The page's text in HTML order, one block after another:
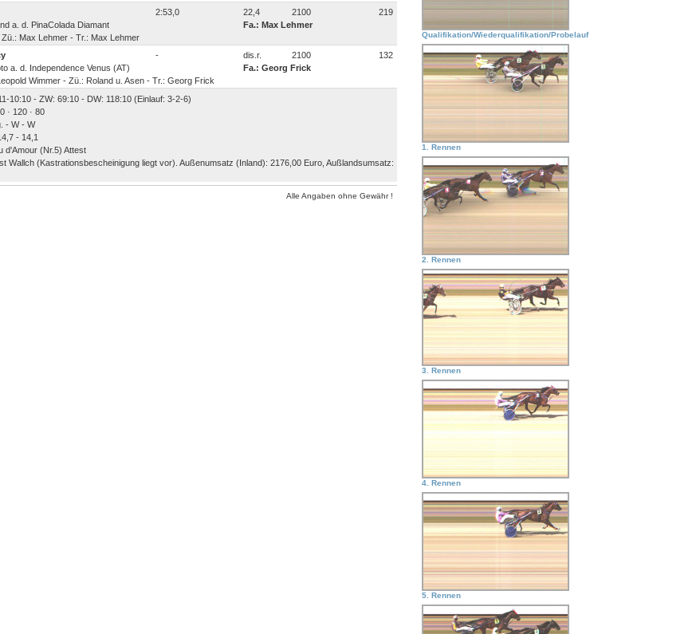
2:53,0 22,4 2100
219
a. d. PinaColada Diamant
Fa.: Max Lehmer
Max Lehmer - Tr.: Max Lehmer
- dis.r. 2100
132
a. d. Independence Venus (AT)
Fa.: Georg Frick
Wimmer - Zü.: Roland u. Asen - Tr.: Georg Frick
10:10 - ZW: 69:10 - DW: 118:10 (Einlauf: 3-2-6)
· 120 · 80
- W - W
- 14,1
d'Amour (Nr.5) Attest
Wallch (Kastrationsbescheinigung liegt vor). Außenumsatz (Inland): 2176,00 Euro, Außlandsumsatz:
Alle Angaben ohne Gewähr !
Qualifikation/Wiederqualifikation/Probelauf
1. Rennen
2. Rennen
3. Rennen
4. Rennen
5. Rennen